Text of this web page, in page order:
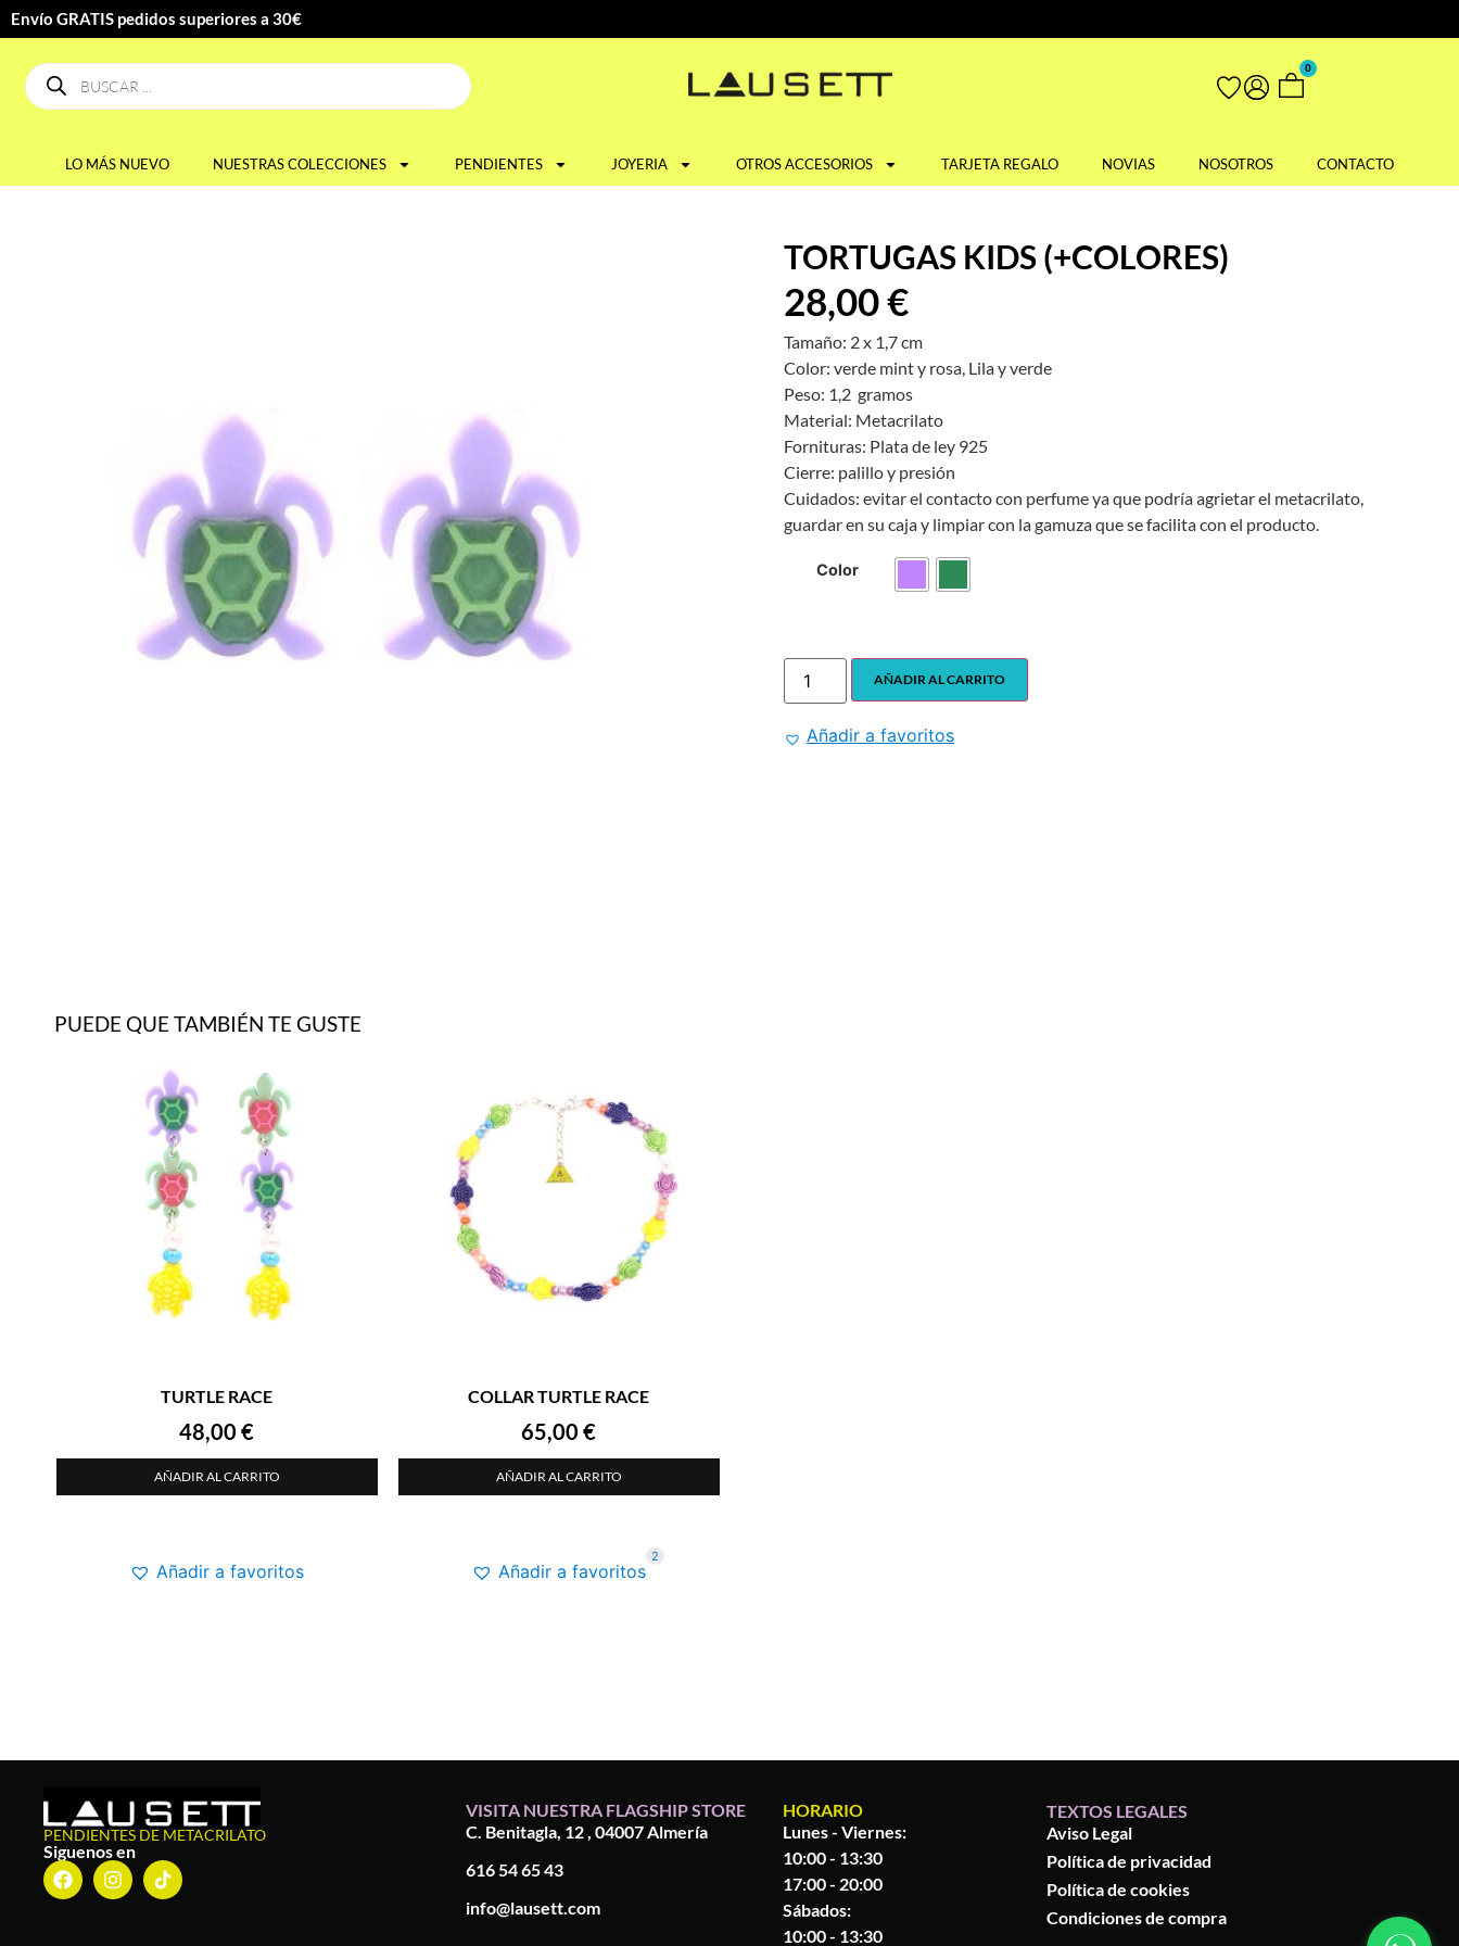
Envío GRATIS pedidos superiores a 30€
0
LO MÁS NUEVO NUESTRAS COLECCIONES PENDIENTES JOYERIA OTROS ACCESORIOS TARJETA REGALO NOVIAS NOSOTROS CONTACTO
TORTUGAS KIDS (+COLORES)
28,00€
Tamaño: 2 x 1,7 cm
Color: verde mint y rosa, Lila y verde
Peso: 1,2 gramos
Material: Metacrilato
Fornituras: Plata de ley 925
Cierre: palillo y presión
Cuidados: evitar el contacto con perfume ya que podría agrietar el metacrilato,
guardar en su caja y limpiar con la gamuza que se facilita con el producto.
Color
AÑADIR AL CARRITO
Añadir a favoritos
PUEDE QUE TAMBIÉN TE GUSTE
TURTLE RACE
48,00€
AÑADIR AL CARRITO
Añadir a favoritos
COLLAR TURTLE RACE
65,00€
AÑADIR AL CARRITO
Añadir a favoritos
2
PENDIENTES DE METACRILATO
Siguenos en
VISITA NUESTRA FLAGSHIP STORE
C. Benitagla, 12 , 04007 Almería
616 54 65 43
info@lausett.com
HORARIO
Lunes - Viernes:
10:00 - 13:30
17:00 - 20:00
Sábados:
10:00 - 13:30
TEXTOS LEGALES
Aviso Legal
Política de privacidad
Política de cookies
Condiciones de compra